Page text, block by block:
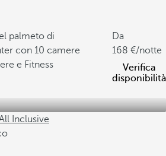
palmeto di
con 10 camere
e Fitness
Da
168
/notte
Verifica
disponibilità
Inclusive